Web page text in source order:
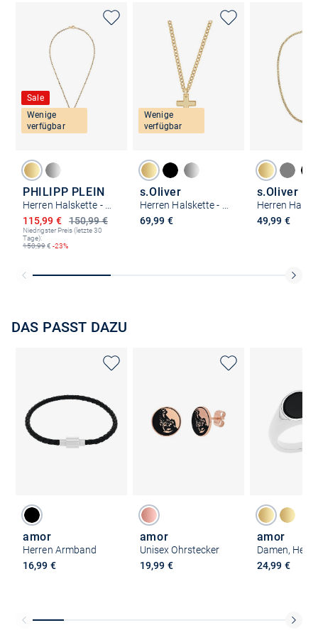
Sale
Wenige
verfügbar
PHILIPP PLEIN
150,99 €
Ermäßigter Preis
115,99 €
Niedrigster Preis (letzte 30
Tage):
150,99€ -23%
Wenige
verfügbar
s.Oliver
69,99 €
s.Oliver
49,99 €
DAS PASST DAZU
amor
Herren Armband
16,99 €
amor
Unisex Ohrstecker
19,99 €
amor
24,99 €